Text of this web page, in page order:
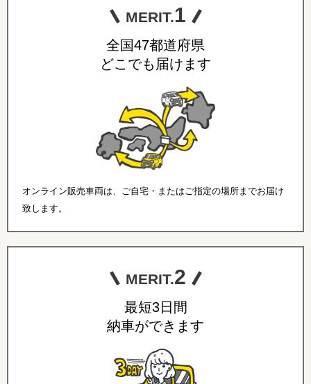
MERIT.1
全国47都道府県
どこでも届けます
オンライン販売車両は、ご自宅・またはご指定の場所までお届け
致します。
MERIT.2
最短3日間
納車ができます